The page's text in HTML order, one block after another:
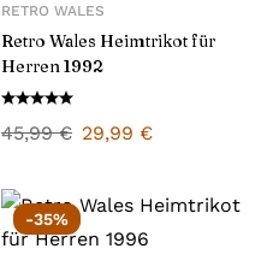
RETRO WALES
Retro Wales Heimtrikot für
Herren 1992
45,99€ 29,99 €
-35%